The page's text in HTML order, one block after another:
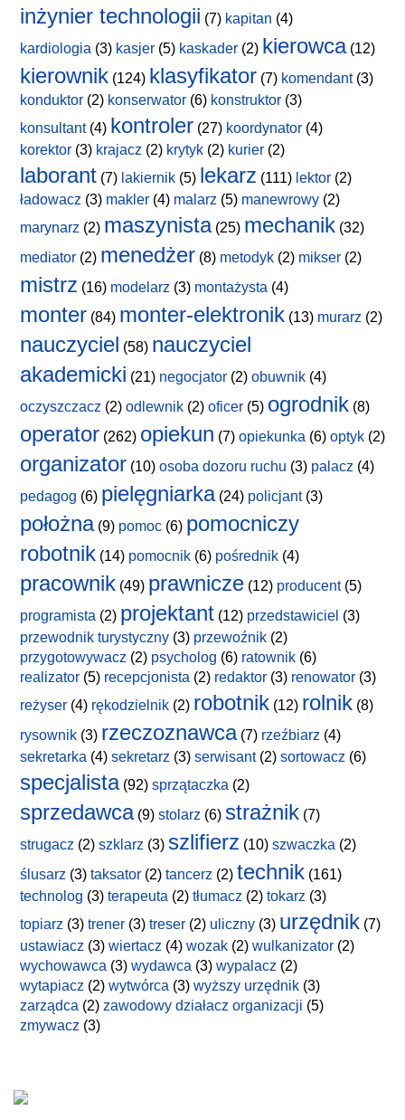
inżynier technologii (7) kapitan (4)
kardiologia (3) kasjer (5) kaskader (2) kierowca(12)
kierownik (124) klasyfikator (7) komendant(3)
konduktor (2) konserwator (6) konstruktor (3)
konsultant(4) kontroler (27) koordynator (4)
korektor (3) krajacz (2) krytyk (2) kurier (2)
laborant (7) lakiernik (5) lekarz (111) lektor (2)
ładowacz (3) makler (4) malarz (5) manewrowy (2)
marynarz (2) maszynista(25) mechanik (32)
mediator (2) menedżer (8) metodyk (2) mikser (2)
mistrz (16) modelarz (3) montażysta (4)
monter (84) monter-elektronik (13) murarz (2)
nauczyciel (58) nauczyciel
akademicki (21) negocjator (2) obuwnik (4)
oczyszczacz (2) odlewnik (2) oficer (5) ogrodnik (8)
operator (262) opiekun (7) opiekunka (6) optyk (2)
organizator (10) osoba dozoru ruchu (3) palacz (4)
pedagog (6) pielęgniarka(24) policjant(3)
położna(9) pomoc (6) pomocniczy
robotnik (14) pomocnik (6) pośrednik (4)
pracownik (49) prawnicze (12) producent(5)
programista (2) projektant (12) przedstawiciel (3)
przewodnik turystyczny (3) przewoźnik (2)
przygotowywacz (2) psycholog (6) ratownik (6)
realizator (5) recepcjonista (2) redaktor (3) renowator (3)
reżyser (4) rękodzielnik (2) robotnik (12) rolnik (8)
rysownik (3) rzeczoznawca(7) rzeźbiarz (4)
sekretarka (4) sekretarz (3) serwisant(2) sortowacz (6)
specjalista(92) sprzątaczka (2)
sprzedawca(9) stolarz (6) strażnik (7)
strugacz (2) szklarz (3) szlifierz (10) szwaczka (2)
ślusarz (3) taksator (2) tancerz (2) technik (161)
technolog (3) terapeuta (2) tłumacz (2) tokarz (3)
topiarz (3) trener (3) treser (2) uliczny (3) urzędnik (7)
ustawiacz (3) wiertacz (4) wozak (2) wulkanizator (2)
wychowawca (3) wydawca (3) wypalacz (2)
wytapiacz (2) wytwórca (3) wyższy urzędnik (3)
zarządca (2) zawodowy działacz organizacji (5)
zmywacz (3)